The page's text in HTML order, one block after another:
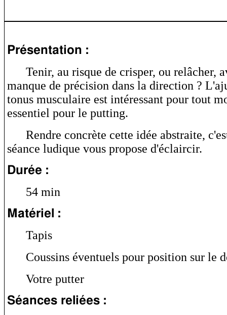
Présentation :
Tenir, au risque de crisper, ou relâcher,
manque de précision dans la direction ?
tonus musculaire est intéressant pour tout
essentiel pour le putting.
Rendre concrète cette idée abstraite,
séance ludique vous propose d'éclaircir.
Durée :
54 min
Matériel :
Tapis
Coussins éventuels pour position sur le
Votre putter
Séances reliées :